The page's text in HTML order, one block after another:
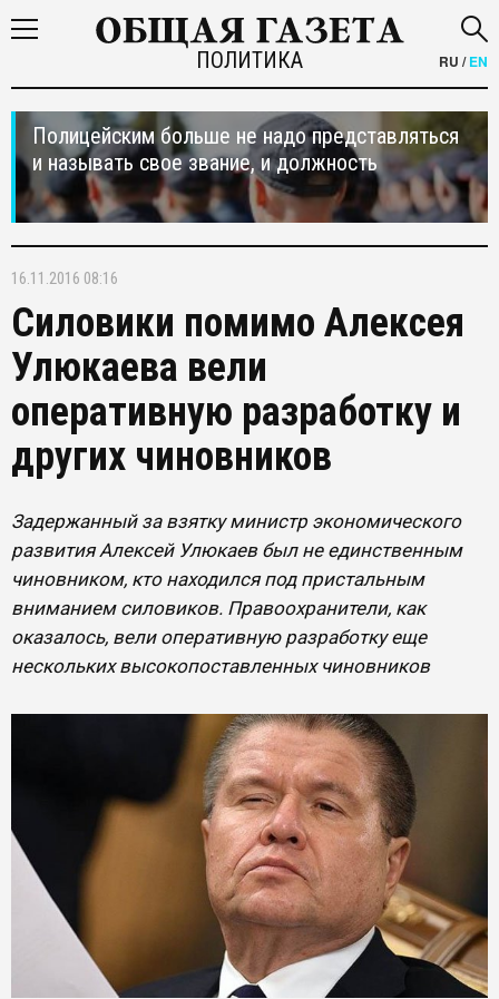
ПОЛИТИКА RU /EN
Полицейским больше не надо представляться
и называть свое звание, и должность
16.11.2016 08:16
Силовики помимо Алексея
Улюкаева вели
оперативную разработку и
других чиновников
Задержанный за взятку министр экономического
развития Алексей Улюкаев был не единственным
чиновником, кто находился под пристальным
вниманием силовиков. Правоохранители, как
оказалось, вели оперативную разработку еще
нескольких высокопоставленных чиновников